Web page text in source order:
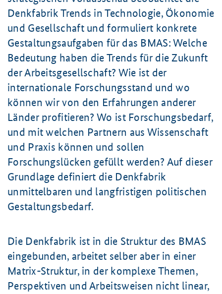
Denkfabrik Trends in Technologie, Ökonomie
und Gesellschaft und formuliert konkrete
Gestaltungsaufgaben für das BMAS: Welche
Bedeutung haben die Trends für die Zukunft
der Arbeitsgesellschaft? Wie ist der
internationale Forschungsstand und wo
können wir von den Erfahrungen anderer
Länder profitieren? Wo ist Forschungsbedarf,
und mit welchen Partnern aus Wissenschaft
und Praxis können und sollen
Forschungslücken gefüllt werden? Auf dieser
Grundlage definiert die Denkfabrik
unmittelbaren und langfristigen politischen
Gestaltungsbedarf.
Die Denkfabrik ist in die Struktur des BMAS
eingebunden, arbeitet selber aber in einer
Matrix-Struktur, in der komplexe Themen,
Perspektiven und Arbeitsweisen nicht linear,